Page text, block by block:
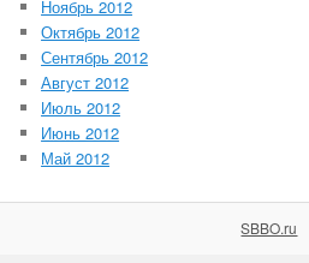
Ноябрь 2012
Октябрь 2012
Сентябрь 2012
Август 2012
Июль 2012
Июнь 2012
Май 2012
SBBO.ru